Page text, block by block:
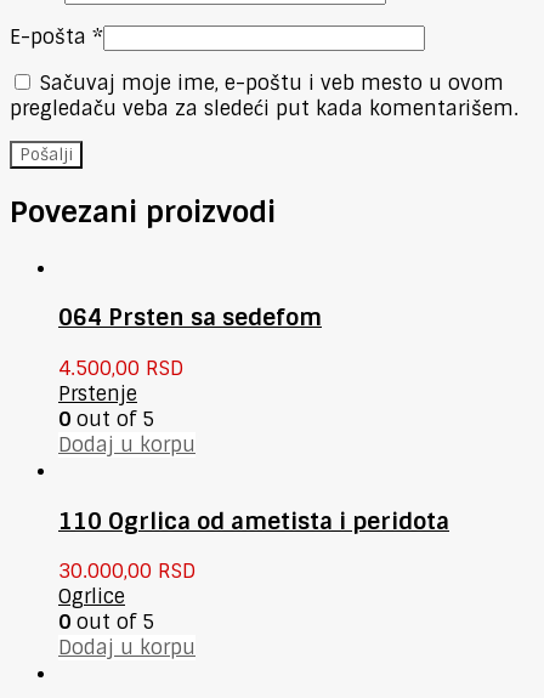
E-pošta *
Sačuvaj moje ime, e-poštu i veb mesto u ovom
pregledaču veba za sledeći put kada komentarišem.
Povezani proizvodi
064 Prsten sa sedefom
4.500,00 RSD
Prstenje
0 out of 5
Dodaj u korpu
110 Ogrlica od ametista i peridota
30.000,00 RSD
Ogrlice
0 out of 5
Dodaj u korpu